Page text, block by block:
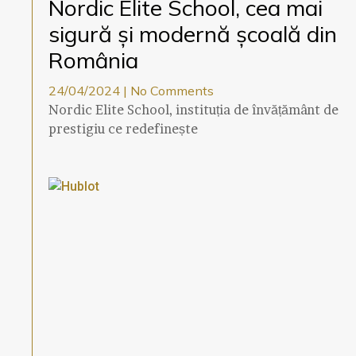
Nordic Elite School, cea mai
sigură și modernă școală din
România
24/04/2024
No Comments
Nordic Elite School, instituția de învățământ de
prestigiu ce redefinește